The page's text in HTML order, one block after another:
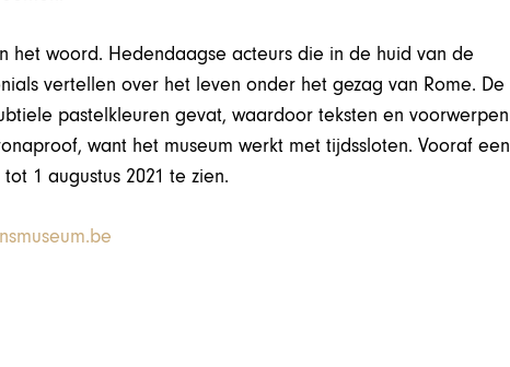
het woord. Hedendaagse acteurs die in de huid van de
vertellen over het leven onder het gezag van Rome. De
pastelkleuren gevat, waardoor teksten en voorwerpen
want het museum werkt met tijdssloten. Vooraf een
1 augustus 2021 te zien.